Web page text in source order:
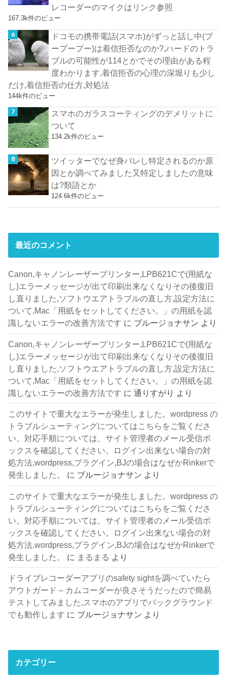
レコーダーのマイクはリンク参照
167.3k件のビュー
ドコモの携帯電話(スマホ)がずっと話し中(プ
ープープー)は着信拒否なのか?,ハードのトラ
ブルの可能性が114とかでその理由がある程
度わかります,着信拒否の心理の深堀りも少し
だけ,着信拒否の仕方,対処法
144k件のビュー
スマホのガラスコーティングのデメリットに
ついて
134.2k件のビュー
ツイッターでなぜ身バレし特定されるのか原
因とか調べてみました又特定しましたの意味
は?類語とか
124.6k件のビュー
最近のコメント
Canon,キャノンレーザープリンター,LPB621Cで(用紙な
し)エラーメッセージが出て印刷出来なくなりその後復旧
し直りました,ソフトウエアトラブルの直し方,設定方法に
ついて,Mac「用紙をセットしてください。」の用紙を認
識しないエラーの改善方法です に ブルージョナサン より
Canon,キャノンレーザープリンター,LPB621Cで(用紙な
し)エラーメッセージが出て印刷出来なくなりその後復旧
し直りました,ソフトウエアトラブルの直し方,設定方法に
ついて,Mac「用紙をセットしてください。」の用紙を認
識しないエラーの改善方法です に通りすがり より
このサイトで重大なエラーが発生しました。wordpress の
トラブルシューティングについてはこちらをご覧くださ
い。対応手順については、サイト管理者のメール受信ボ
ックスを確認してください。ログイン出来ない場合の対
処方法,wordpress,プラグイン,BJの場合はなぜかRinkerで
発生しました。
に ブルージョナサン より
このサイトで重大なエラーが発生しました。wordpress の
トラブルシューティングについてはこちらをご覧くださ
い。対応手順については、サイト管理者のメール受信ボ
ックスを確認してください。ログイン出来ない場合の対
処方法,wordpress,プラグイン,BJの場合はなぜかRinkerで
発生しました。
に まるまる より
ドライブレコーダーアプリのsafety sightを調べていたら
アウトガード – カムコーダーが良さそうだったので簡易
テストしてみました,スマホのアプリでバックグラウンド
でも動作します に ブルージョナサン より
カテゴリー